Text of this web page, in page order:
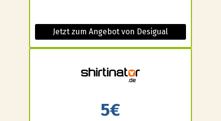
Jetzt zum Angebot von Desigual
5€